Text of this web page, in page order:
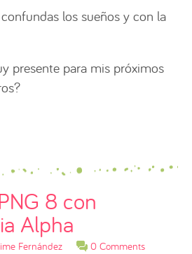
los sueños y con la
presente para mis próximos
8 con
Alpha
Fernández
0 Comments